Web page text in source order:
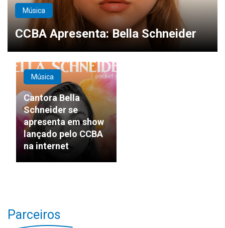
Música
CCBA Apresenta: Bella Schneider
Música
Cantora Bella
Schneider se
apresenta em show
lançado pelo CCBA
na internet
Parceiros